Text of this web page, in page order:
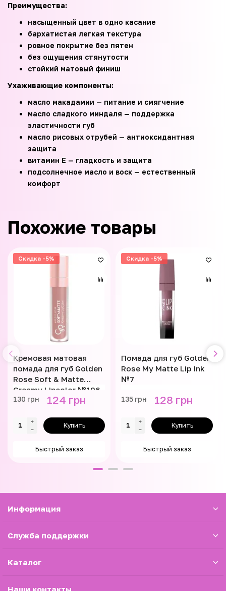
Преимущества:
насыщенный цвет в одно касание
бархатистая легкая текстура
ровное покрытие без пятен
без ощущения стянутости
стойкий матовый финиш
Ухаживающие компоненты:
масло макадамии — питание и смягчение
масло сладкого миндаля — поддержка
эластичности губ
масло рисовых отрубей — антиоксидантная
защита
витамин E — гладкость и защита
подсолнечное масло и воск — естественный
комфорт
Похожие товары
Скидка -5%
Кремовая матовая
помада для губ Golden
Rose Soft & Matte
Creamy Lipcolor №106
130 грн 124 грн
Купить
Быстрый заказ
Скидка -5%
Помада для губ Golden
Rose My Matte Lip Ink
№7
135 грн 128 грн
Купить
Быстрый заказ
Информация
Служба поддержки
Каталог
Наши контакты